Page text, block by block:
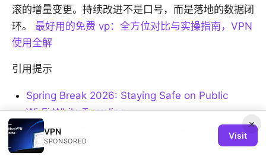
滚的增量变更。持续改进不是口号，而是落地的数据闭
环。 最好用的免费 vp：全方位对比与实操指南，VPN
使用全解
引用提示
Spring Break 2026: Staying Safe on Public
Wi‑Fi While Traveling
Is public Wi‑Fi safe? How to stay protected in
2026 - Saily
×
VPN
SPONSORED
Visit